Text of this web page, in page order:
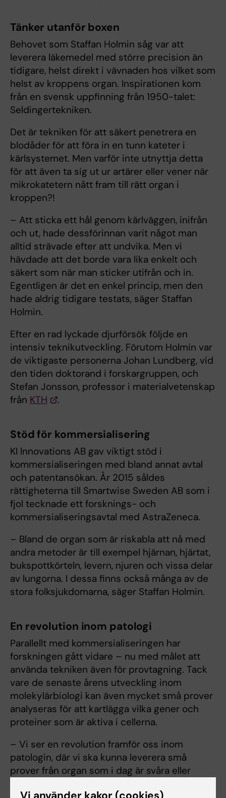
Tänker utanför boxen
Behovet som Staffan Holmin såg var att
leverera läkemedel med större precision än
tidigare, helst direkt i vävnaden hos vilket som
helst av kroppens organ. Inspirationen kom
från en svensk uppfinning från 1950-talet:
Seldingertekniken.
Det är tekniken för att säkert penetrera en
blodåder för att föra in en tunn kateter i
kärlsystemet. Men varför inte utnyttja detta
för att även ta sig ut ur artärer eller vener när
mikrokatetern nått fram till rätt organ i
kroppen?!
– Att sticka ett hål genom kärlväggen, inifrån
och ut, hade dessförinnan varit något man
alltid strävade efter att undvika. Men vi
hävdade att det borde vara lika enkelt och
säkert som när man sticker utifrån och in.
Egentligen är det en enkel princip, men den
hade aldrig tidigare testats, säger Staffan
Holmin.
Efter en rad lyckade djurförsök följde en
intensiv teknikutveckling. Förutom Holmin var
de viktigaste personerna Johan Lundberg, vid
den tiden doktorand i forskargruppen, och
Stefan Jonsson, professor i materialvetenskap
från KTH .
Stöd för kommersialisering
KI Innovations AB gav viktigt stöd i
kommersialiseringen med bland annat avtal
och patentansökan. År 2015 såldes
rättigheterna till Smartwise Sweden AB som i
fjol tecknade ett forsknings- och
kommersialiseringsavtal med AstraZeneca.
– Bland de organ som är riskabla att nå med
andra metoder är till exempel hjärnan, hjärtat,
bukspottkörteln, levern, njuren och vissa delar
av lungorna. I dessa finns också många av de
stora folksjukdomarna, säger Staffan Holmin.
En revolution inom patologi
Parallellt med kommersialiseringen har
forskningen gått vidare – nu med målet att
använda tekniken även för provtagning. Tack
vare de senaste årens utveckling inom
molekylärbiologi kan även mycket små prover
analyseras för att kartlägga vilka gener och
proteiner som är aktiva i cellerna.
– Vi ser en revolution framför oss inom
patologin, där vi ska kunna leverera små
prover från organ som i dag är svåra eller